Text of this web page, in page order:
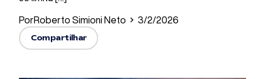
PorRoberto Simioni Neto 3/2/2026
Compartilhar